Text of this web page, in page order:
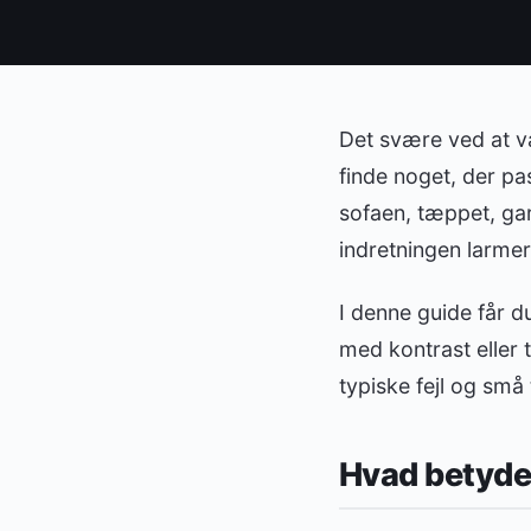
Det svære ved at
finde noget, der
sofaen, tæppet,
indretningen
I denne guide får
med kontrast eller
typiske fejl og
Hvad